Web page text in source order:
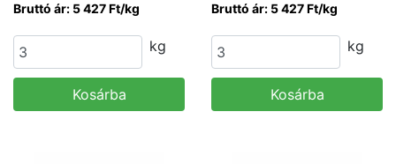
Bruttó ár: 5 427 Ft/kg
kg
Kosárba
Bruttó ár: 5 427 Ft/kg
kg
Kosárba